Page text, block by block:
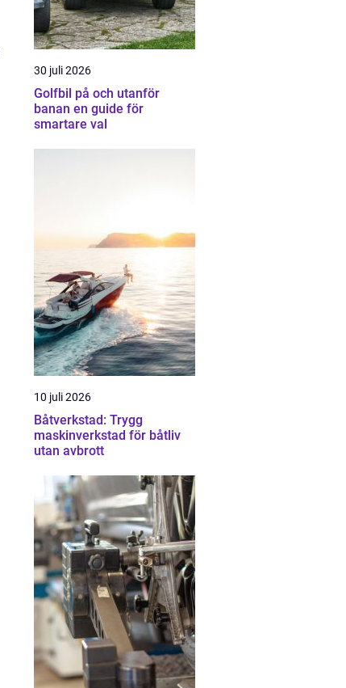
30 juli 2026
Golfbil på och utanför
banan en guide för
smartare val
10 juli 2026
Båtverkstad: Trygg
maskinverkstad för båtliv
utan avbrott